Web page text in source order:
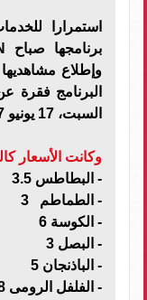
وإطلاع
البرنامج فقرة
السبت، 17 يونيو 2017.
وكانت الأسعار
- البطاطس 3.5
- الطماطم 3
- الكوسة 6
- البصل 3
- الباذنجان 5
- الفلفل الرومى 8